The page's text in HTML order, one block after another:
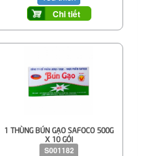
Chi tiết
1 THÙNG BÚN GẠO SAFOCO 500G
X 10 GÓI
S001182